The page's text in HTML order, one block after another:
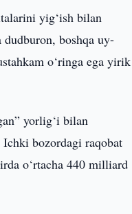
yig‘ish bilan
boshqa uy-
o‘ringa ega yirik
yorlig‘i bilan
bozordagi raqobat
o‘rtacha 440 milliard